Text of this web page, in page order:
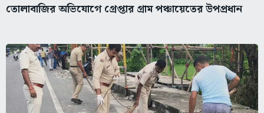
তোলাবাজির অভিযোগে গ্রেপ্তার গ্রাম পঞ্চায়েতের উপপ্রধান